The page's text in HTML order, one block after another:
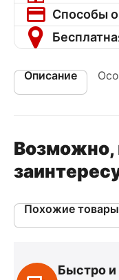
Способы
Описание
Возможно,
Похожие товары
Быстро и